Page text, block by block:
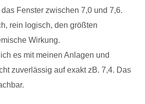
Fenster zwischen 7,0 und 7,6.
rein logisch, den größten
Wirkung.
es mit meinen Anlagen und
zuverlässig auf exakt zB. 7,4. Das